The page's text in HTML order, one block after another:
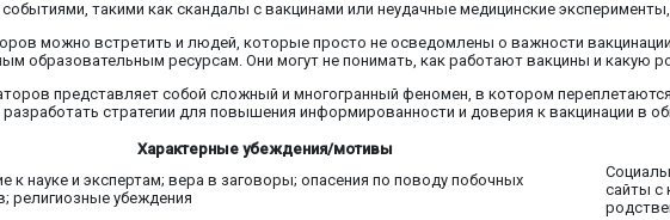
такими как скандалы с вакцинами или неудачные медицинские
можно встретить и людей, которые просто не осведомлены о важности
образовательным ресурсам. Они могут не понимать, как работают вакцины и какую
представляет собой сложный и многогранный феномен, в котором
стратегии для повышения информированности и доверия к вакцинации в
Характерные убеждения/мотивы
к науке и экспертам; вера в заговоры; опасения по поводу побочных
религиозные убеждения
сайты с